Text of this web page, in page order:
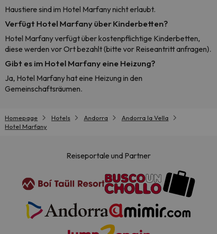
Haustiere sind im Hotel Marfany nicht erlaubt.
Verfügt Hotel Marfany über Kinderbetten?
Hotel Marfany verfügt über kostenpflichtige Kinderbetten,
diese werden vor Ort bezahlt (bitte vor Reiseantritt anfragen).
Gibt es im Hotel Marfany eine Heizung?
Ja, Hotel Marfany hat eine Heizung in den
Gemeinschaftsräumen.
Homepage Hotels Andorra
Andorra la Vella
Hotel Marfany
Reiseportale und Partner